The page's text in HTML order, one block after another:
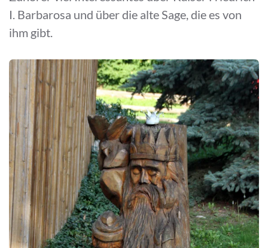
I. Barbarosa und über die alte Sage, die es von
ihm gibt.